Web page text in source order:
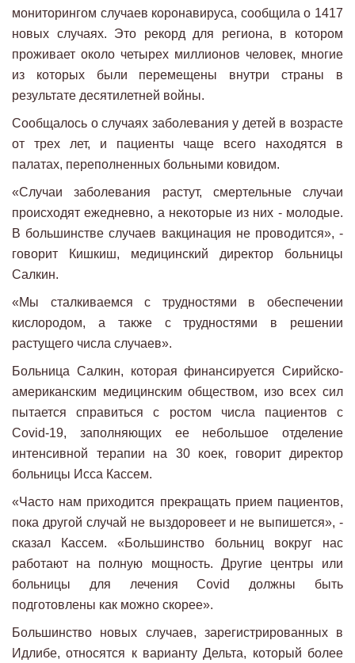
мониторингом случаев коронавируса, сообщила о 1417
новых случаях. Это рекорд для региона, в котором
проживает около четырех миллионов человек, многие
из которых были перемещены внутри страны в
результате десятилетней войны.
Сообщалось о случаях заболевания у детей в возрасте
от трех лет, и пациенты чаще всего находятся в
палатах, переполненных больными ковидом.
«Случаи заболевания растут, смертельные случаи
происходят ежедневно, а некоторые из них - молодые.
В большинстве случаев вакцинация не проводится», -
говорит Кишкиш, медицинский директор больницы
Салкин.
«Мы сталкиваемся с трудностями в обеспечении
кислородом, а также с трудностями в решении
растущего числа случаев».
Больница Салкин, которая финансируется Сирийско-
американским медицинским обществом, изо всех сил
пытается справиться с ростом числа пациентов с
Covid-19, заполняющих ее небольшое отделение
интенсивной терапии на 30 коек, говорит директор
больницы Исса Кассем.
«Часто нам приходится прекращать прием пациентов,
пока другой случай не выздоровеет и не выпишется», -
сказал Кассем. «Большинство больниц вокруг нас
работают на полную мощность. Другие центры или
больницы для лечения Covid должны быть
подготовлены как можно скорее».
Большинство новых случаев, зарегистрированных в
Идлибе, относятся к варианту Дельта, который более